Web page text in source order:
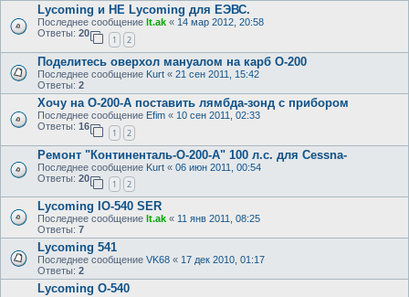
Lycoming и НЕ Lycoming для ЕЭВС.
Последнее сообщение lt.ak « 14 мар 2012, 20:58
Ответы: 20
1 2
Поделитесь оверхол мануалом на карб О-200
Последнее сообщение Kurt « 21 сен 2011, 15:42
Ответы: 2
Хочу на О-200-А поставить лямбда-зонд с прибором
Последнее сообщение Efim « 10 сен 2011, 02:33
Ответы: 16
1 2
Ремонт "Континенталь-О-200-А" 100 л.с. для Cessna-
Последнее сообщение Kurt « 06 июн 2011, 00:54
Ответы: 20
1 2
Lycoming IO-540 SER
Последнее сообщение lt.ak « 11 янв 2011, 08:25
Ответы: 7
Lycoming 541
Последнее сообщение VK68 « 17 дек 2010, 01:17
Ответы: 2
Lycoming O-540